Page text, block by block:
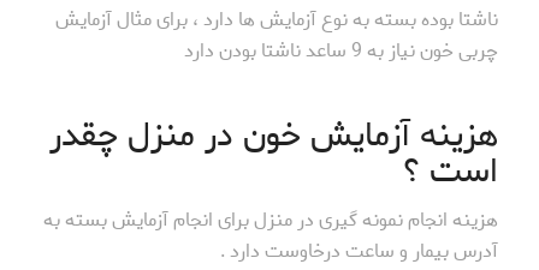
ناشتا بوده بسته به نوع آزمایش ها دارد ، برای مثال آزمایش
چربی خون نیاز به 9 ساعد ناشتا بودن دارد
هزینه آزمایش خون در منزل چقدر
است ؟
هزینه انجام نمونه گیری در منزل برای انجام آزمایش بسته به
آدرس بیمار و ساعت درخاوست دارد .